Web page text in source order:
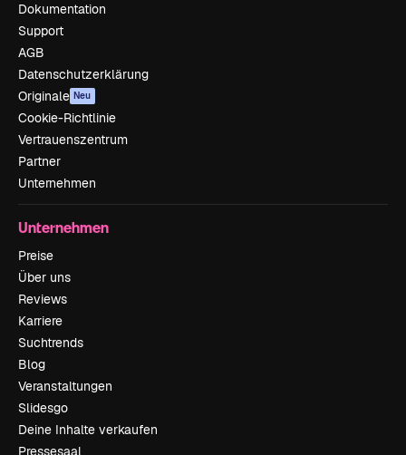
Dokumentation
Support
AGB
Datenschutzerklärung
Originale Neu
Cookie-Richtlinie
Vertrauenszentrum
Partner
Unternehmen
Unternehmen
Preise
Über uns
Reviews
Karriere
Suchtrends
Blog
Veranstaltungen
Slidesgo
Deine Inhalte verkaufen
Pressesaal